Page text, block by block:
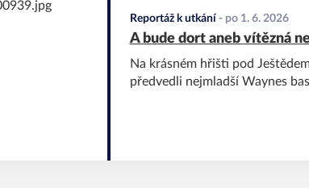
Reportáž k utkání - po 1. 6. 2026
A bude dort aneb vítězná
Na krásném hřišti pod
předvedli nejmladší Waynes